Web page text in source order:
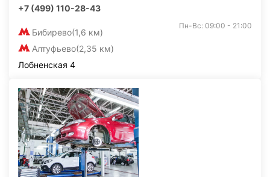
+7 (499) 110-28-43
Бибирево(1,6 км)
Алтуфьево(2,35 км)
Пн-Вс: 09:00 - 21:00
Лобненская 4